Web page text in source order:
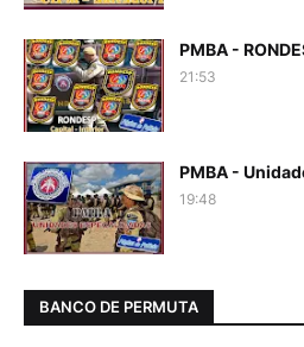
PMBA -
21:53
PMBA -
19:48
BANCO DE PERMUTA